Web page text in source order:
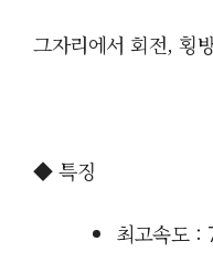
그자리에서 회전, 횡
◆ 특징
최고속도